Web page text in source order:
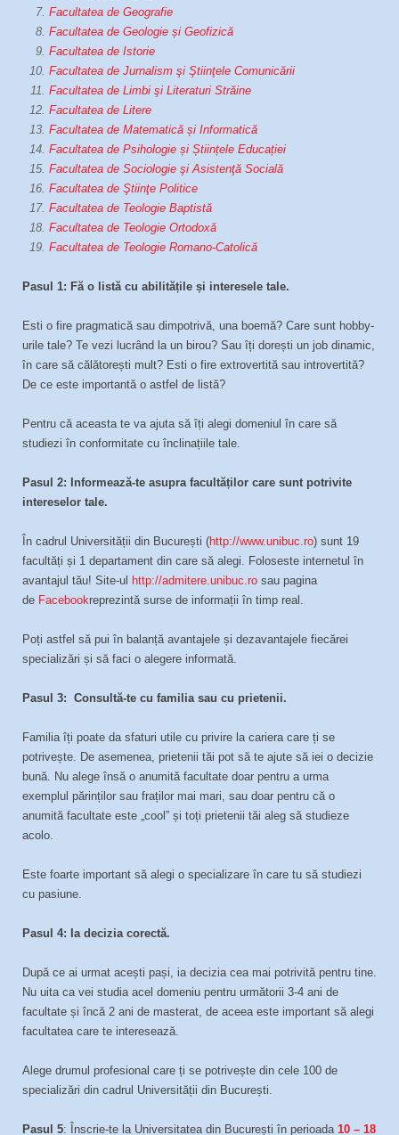
Facultatea de Geografie
Facultatea de Geologie și Geofizică
Facultatea de Istorie
Facultatea de Jurnalism şi Ştiinţele Comunicării
Facultatea de Limbi şi Literaturi Străine
Facultatea de Litere
Facultatea de Matematică și Informatică
Facultatea de Psihologie și Științele Educației
Facultatea de Sociologie şi Asistenţă Socială
Facultatea de Ştiinţe Politice
Facultatea de Teologie Baptistă
Facultatea de Teologie Ortodoxă
Facultatea de Teologie Romano-Catolică
Pasul 1: Fă o listă cu abilitățile și interesele tale.
Esti o fire pragmatică sau dimpotrivă, una boemă? Care sunt hobby-
urile tale? Te vezi lucrând la un birou? Sau îți dorești un job dinamic,
în care să călătorești mult? Esti o fire extrovertită sau introvertită?
De ce este importantă o astfel de listă?
Pentru că aceasta te va ajuta să îți alegi domeniul în care să
studiezi în conformitate cu înclinațiile tale.
Pasul 2: Informează-te asupra facultăților care sunt potrivite
intereselor tale.
În cadrul Universității din București (http://www.unibuc.ro) sunt 19
facultăți și 1 departament din care să alegi. Foloseste internetul în
avantajul tău! Site-ul http://admitere.unibuc.ro sau pagina
de Facebookreprezintă surse de informații în timp real.
Poți astfel să pui în balanță avantajele și dezavantajele fiecărei
specializări și să faci o alegere informată.
Pasul 3: Consultă-te cu familia sau cu prietenii.
Familia îți poate da sfaturi utile cu privire la cariera care ți se
potrivește. De asemenea, prietenii tăi pot să te ajute să iei o decizie
bună. Nu alege însă o anumită facultate doar pentru a urma
exemplul părinților sau fraților mai mari, sau doar pentru că o
anumită facultate este „cool” și toți prietenii tăi aleg să studieze
acolo.
Este foarte important să alegi o specializare în care tu să studiezi
cu pasiune.
Pasul 4: Ia decizia corectă.
După ce ai urmat acești pași, ia decizia cea mai potrivită pentru tine.
Nu uita ca vei studia acel domeniu pentru următorii 3-4 ani de
facultate și încă 2 ani de masterat, de aceea este important să alegi
facultatea care te interesează.
Alege drumul profesional care ți se potrivește din cele 100 de
specializări din cadrul Universității din București.
Pasul 5: Înscrie-te la Universitatea din București în perioada 10 – 18